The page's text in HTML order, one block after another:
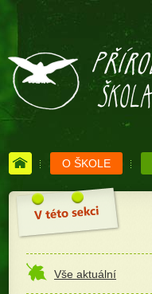
O ŠKOLE
Vše aktuální